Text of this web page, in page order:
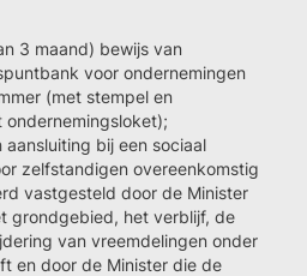
3 maand) bewijs van
voor ondernemingen
(met stempel en
aansluiting bij een sociaal
zelfstandigen overeenkomstig
vastgesteld door de Minister
grondgebied, het verblijf, de
van vreemdelingen onder
en door de Minister die de